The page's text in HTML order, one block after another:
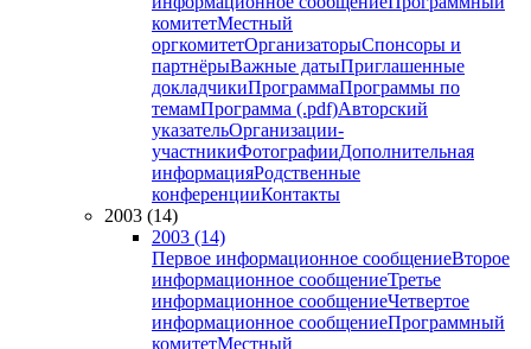
комитетМестный
оргкомитетОрганизаторыСпонсоры и
партнёрыВажные датыПриглашенные
докладчикиПрограммаПрограммы по
темамПрограмма (.pdf)Авторский
указательОрганизации-
участникиФотографииДополнительная
информацияРодственные
конференцииКонтакты
2003 (14)
2003 (14)
Первое информационное сообщениеВторое
информационное сообщениеТретье
информационное сообщениеЧетвертое
информационное сообщениеПрограммный
комитетМестный